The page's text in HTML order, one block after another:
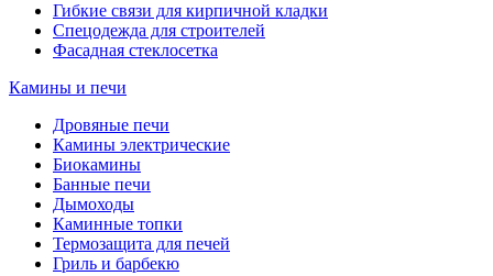
Гибкие связи для кирпичной кладки
Спецодежда для строителей
Фасадная стеклосетка
Камины и печи
Дровяные печи
Камины электрические
Биокамины
Банные печи
Дымоходы
Каминные топки
Термозащита для печей
Гриль и барбекю